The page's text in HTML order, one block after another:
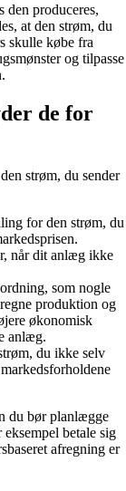
den produceres,
at den strøm, du
skulle købe fra
og tilpasse
de for
strøm, du sender
for den strøm, du
når dit anlæg ikke
som nogle
produktion og
økonomisk
anlæg.
du ikke selv
du bør planlægge
betale sig
afregning er